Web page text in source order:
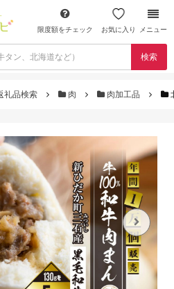
限度額をチェック お気に入り メニュー
検索
礼品検索 肉 肉加工品